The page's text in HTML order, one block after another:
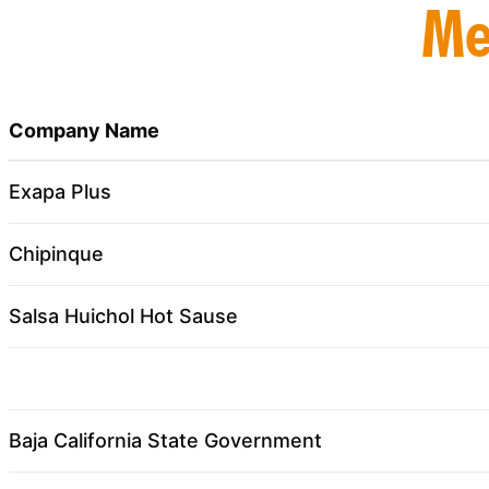
Company Name
Exapa Plus
Chipinque
Salsa Huichol Hot Sause
Baja California State Government